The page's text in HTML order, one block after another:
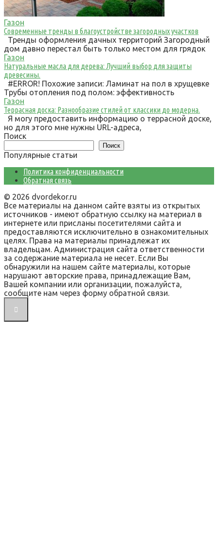
Газон
Современные тренды в благоустройстве загородных участков
Тренды оформления дачных территорий Загородный
дом давно перестал быть только местом для грядок
Газон
Натуральные масла для дерева: Лучший выбор для защиты
древесины.
#ERROR! Похожие записи: Ламинат на пол в хрущевке
Трубы отопления под полом: эффективность
Газон
Террасная доска: Разнообразие стилей от классики до модерна.
Я могу предоставить информацию о террасной доске,
но для этого мне нужны URL-адреса,
Поиск
Поиск
Популярные статьи
Политика конфиденциальности
Обратная связь
© 2026 dvordekor.ru
Все материалы на данном сайте взяты из открытых
источников - имеют обратную ссылку на материал в
интернете или присланы посетителями сайта и
предоставляются исключительно в ознакомительных
целях. Права на материалы принадлежат их
владельцам. Администрация сайта ответственности
за содержание материала не несет. Если Вы
обнаружили на нашем сайте материалы, которые
нарушают авторские права, принадлежащие Вам,
Вашей компании или организации, пожалуйста,
сообщите нам через форму обратной связи.